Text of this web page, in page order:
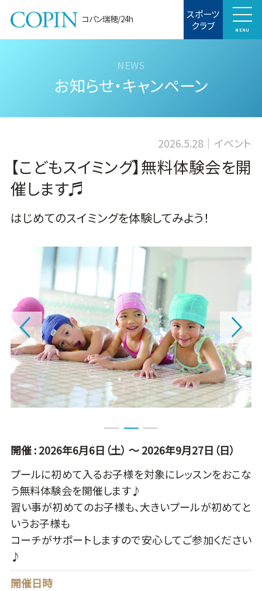
コパン瑞穂/24h スポーツ
クラブ MENU
お知らせ・キャンペーン
【こどもスイミング】無料体験会を開
催します♬
2026.5.28 イベント
はじめてのスイミングを体験してみよう！
開催 : 2026年6月6日（土） ～ 2026年9月27日（日）
プールに初めて入るお子様を対象にレッスンをおこな
う無料体験会を開催します♪
習い事が初めてのお子様も、大きいプールが初めてと
いうお子様も
コーチがサポートしますので安心してご参加ください
♪
開催日時
1 2 3